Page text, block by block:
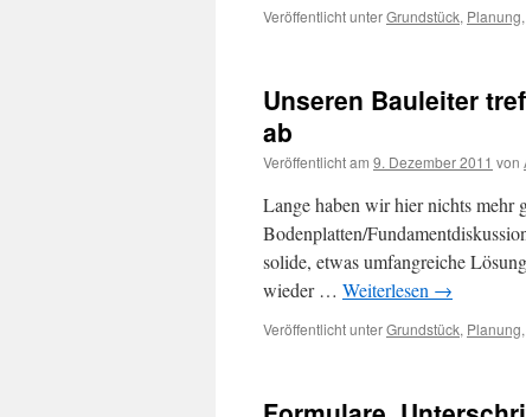
Veröffentlicht unterGrundstück, Planung,
Unseren Bauleiter
ab
Veröffentlicht am 9. Dezember 2011 von
Lange haben wir hier nichts mehr
Bodenplatten/
solide, etwas umfangreiche
wieder … Weiterlesen →
Veröffentlicht unterGrundstück, Planung,